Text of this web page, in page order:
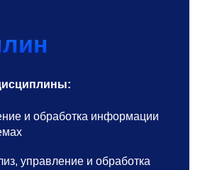
и обработка информации
управление и обработка